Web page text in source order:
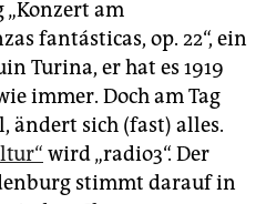
am
fantásticas, op. 22“, ein
Turina, er hat es 1919
immer. Doch am Tag
ändert sich (fast) alles.
wird „radio3“. Der
stimmt darauf in